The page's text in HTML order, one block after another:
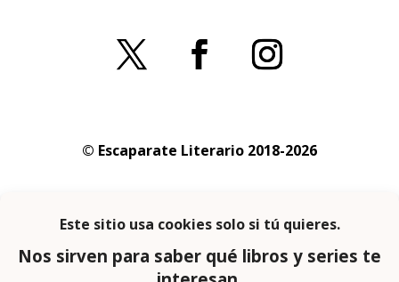
© Escaparate Literario 2018-2026
privacidad